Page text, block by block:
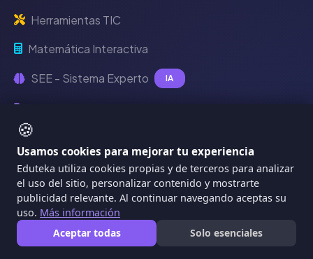
🍪
Usamos cookies para mejorar tu experiencia
Eduteka utiliza cookies propias y de terceros para analizar
el uso del sitio, personalizar contenido y mostrarte
publicidad relevante. Al continuar navegando aceptas su
uso. Más información
Aceptar todas
Solo esenciales
Herramientas TIC
Matemática Interactiva
SEE - Sistema Experto IA
EdutekaLab
IDEA - Plan de Clase IA
RubriK - Evaluación IA